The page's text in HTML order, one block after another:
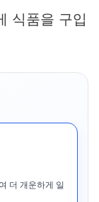
식품을 구입
더 개운하게 일